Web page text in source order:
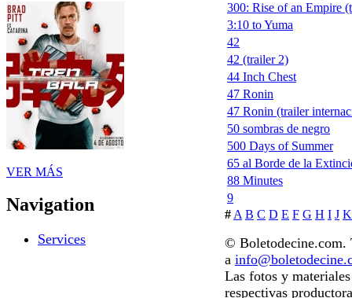
VER MÁS
Navigation
Services
300: Rise of an Empire
3:10 to Yuma
42
42 (trailer 2)
44 Inch Chest
47 Ronin
47 Ronin (trailer
50 sombras de negro
500 Days of Summer
65 al Borde de la
88 Minutes
9
# A B C D E F G H I J K
© Boletodecine.com.
a
Las fotos y
respectivas